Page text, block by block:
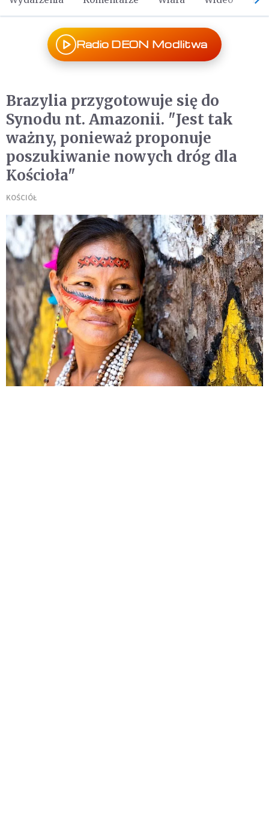
Radio DEON Modlitwa
Brazylia przygotowuje się do
Synodu nt. Amazonii. "Jest tak
ważny, ponieważ proponuje
poszukiwanie nowych dróg dla
Kościoła"
KOŚCIÓŁ